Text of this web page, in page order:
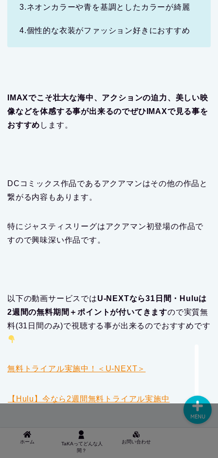
3.ネオンカラーや青を基調としたカラーが綺麗
4.個性的な衣装がファッション好きにおすすめ
IMAXでこそ壮大な海中、アクションの迫力、美しい映
像などを体感する事が出来るのでぜひIMAXで見る事を
おすすめ します。
DCコミックス作品であるアクアマンはその他の作品と
繋がる内容もあります。
特にジャスティスリーグはアクアマン初登場の作品で
すので興味深い作品です。
以下の動画サービスではU-NEXTなら31日間・Huluは
2週間の無料期間＋ポイントが付いてきますので実質無
料(31日間のみ)で視聴する事が出来るのでおすすめです
無料トライアル実施中！＜U-NEXT＞
【Hulu】今なら2週間無料トライアル実施中
ホーム
TaKAってどんな人
間？
お問い合わせ
MENU